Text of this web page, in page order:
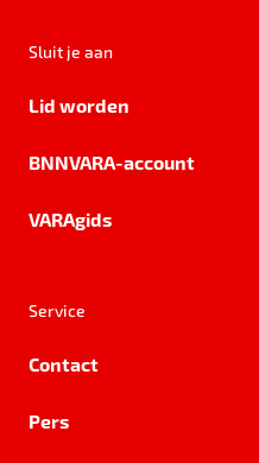
Sluit je aan
Lid worden
BNNVARA-account
VARAgids
Service
Contact
Pers